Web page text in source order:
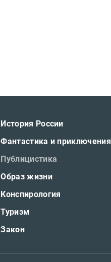
История России
Фантастика и приключения
Публицистика
Образ жизни
Конспирология
Туризм
Закон